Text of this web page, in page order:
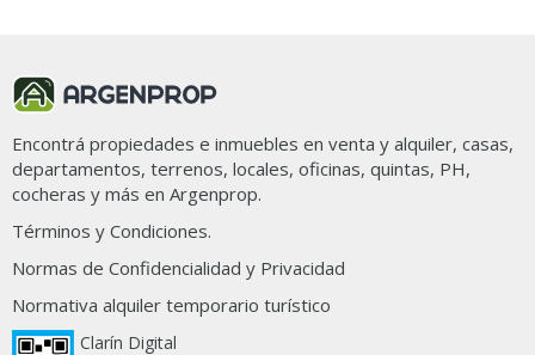
14 propiedades en Villa Los Remeros
Encontrá propiedades e inmuebles en venta y alquiler, casas,
departamentos, terrenos, locales, oficinas, quintas, PH,
cocheras y más en Argenprop.
Términos y Condiciones.
Normas de Confidencialidad y Privacidad
Normativa alquiler temporario turístico
Clarín Digital